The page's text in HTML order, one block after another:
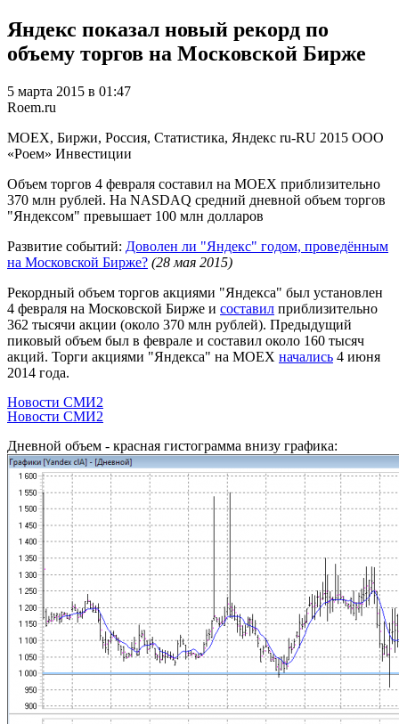
Яндекс показал новый рекорд по
объему торгов на Московской Бирже
5 марта 2015 в 01:47
Roem.ru
MOEX, Биржи, Россия, Статистика, Яндекс ru-RU 2015 ООО
«Роем» Инвестиции
Объем торгов 4 февраля составил на MOEX приблизительно
370 млн рублей. На NASDAQ средний дневной объем торгов
"Яндексом" превышает 100 млн долларов
Развитие событий: Доволен ли "Яндекс" годом, проведённым
на Московской Бирже? (28 мая 2015)
Рекордный объем торгов акциями "Яндекса" был установлен
4 февраля на Московской Бирже и составил приблизительно
362 тысячи акции (около 370 млн рублей). Предыдущий
пиковый объем был в феврале и составил около 160 тысяч
акций. Торги акциями "Яндекса" на MOEX начались 4 июня
2014 года.
Новости СМИ2
Новости СМИ2
Дневной объем - красная гистограмма внизу графика: